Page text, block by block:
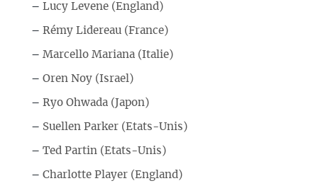
– Lucy Levene (England)
– Rémy Lidereau (France)
– Marcello Mariana (Italie)
– Oren Noy (Israel)
– Ryo Ohwada (Japon)
– Suellen Parker (Etats-Unis)
– Ted Partin (Etats-Unis)
– Charlotte Player (England)